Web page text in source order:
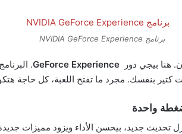
برنامج NVIDIA GeForce Experience
هنا بيجي دور
.
بنفسك. مجرد ما تفتح اللعبة، كل حاجة
واحدة
تحديث جديد، بيحسن الأداء ويزود مميزات